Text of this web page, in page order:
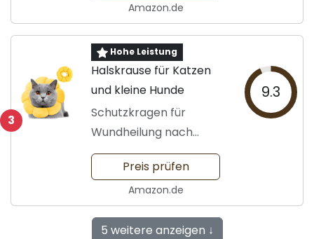
Amazon.de
3
Hohe Leistung
Halskrause für Katzen
und kleine Hunde
Schutzkragen für
Wundheilung nach
Operationen
9.3
Preis prüfen
Amazon.de
5 weitere anzeigen ↓